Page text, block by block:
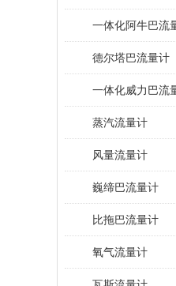
一体化阿牛巴流
德尔塔巴流量计
一体化威力巴流
蒸汽流量计
风量流量计
巍缔巴流量计
比拖巴流量计
氧气流量计